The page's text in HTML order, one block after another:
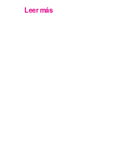
Leer más